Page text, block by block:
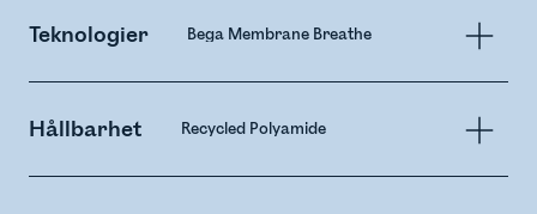
Teknologier Bega Membrane Breathe
Hållbarhet Recycled Polyamide